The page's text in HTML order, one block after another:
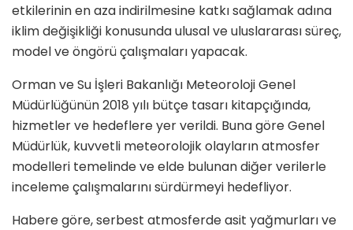
etkilerinin en aza indirilmesine katkı sağlamak adına
iklim değişikliği konusunda ulusal ve uluslararası süreç,
model ve öngörü çalışmaları yapacak.
Orman ve Su İşleri Bakanlığı Meteoroloji Genel
Müdürlüğünün 2018 yılı bütçe tasarı kitapçığında,
hizmetler ve hedeflere yer verildi. Buna göre Genel
Müdürlük, kuvvetli meteorolojik olayların atmosfer
modelleri temelinde ve elde bulunan diğer verilerle
inceleme çalışmalarını sürdürmeyi hedefliyor.
Habere göre, serbest atmosferde asit yağmurları ve